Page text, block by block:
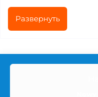
находятся в диапазоне
можно подобрать как
разнообразия.
Развернуть